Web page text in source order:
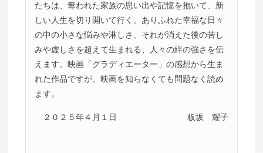
たちは、奪われた家族の思い出や記憶を抱いて、新
しい人生を切り開いて行く。ありふれた幸福な日々
の中の小さな悩みや淋しさ、それが消えた後の苦し
みや虚しさを超えて生まれる、人々の絆の強さを伝
えます。映画「グラディエーター」の感想から生ま
れた作品ですが、映画を知らなくても問題なく読め
ます。
２０２５年４月１日 板坂 耀子